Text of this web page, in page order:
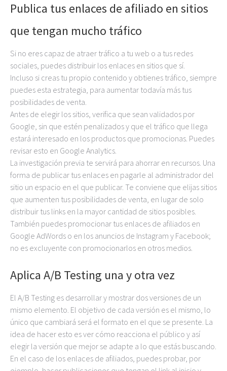
Publica tus enlaces de afiliado en sitios
que tengan mucho tráfico
Si no eres capaz de atraer tráfico a tu web o a tus redes
sociales, puedes distribuir los enlaces en sitios que sí.
Incluso si creas tu propio contenido y obtienes tráfico, siempre
puedes esta estrategia, para aumentar todavía más tus
posibilidades de venta.
Antes de elegir los sitios, verifica que sean validados por
Google, sin que estén penalizados y que el tráfico que llega
estará interesado en los productos que promocionas. Puedes
revisar esto en Google Analytics.
La investigación previa te servirá para ahorrar en recursos. Una
forma de publicar tus enlaces en pagarle al administrador del
sitio un espacio en el que publicar. Te conviene que elijas sitios
que aumenten tus posibilidades de venta, en lugar de solo
distribuir tus links en la mayor cantidad de sitios posibles.
También puedes promocionar tus enlaces de afiliados en
Google AdWords o en los anuncios de Instagram y Facebook;
no es excluyente con promocionarlos en otros medios.
Aplica A/B Testing una y otra vez
El A/B Testing es desarrollar y mostrar dos versiones de un
mismo elemento. El objetivo de cada versión es el mismo, lo
único que cambiará será el formato en el que se presente. La
idea de hacer esto es ver cómo reacciona el público y así
elegir la versión que mejor se adapte a lo que estás buscando.
En el caso de los enlaces de afiliados, puedes probar, por